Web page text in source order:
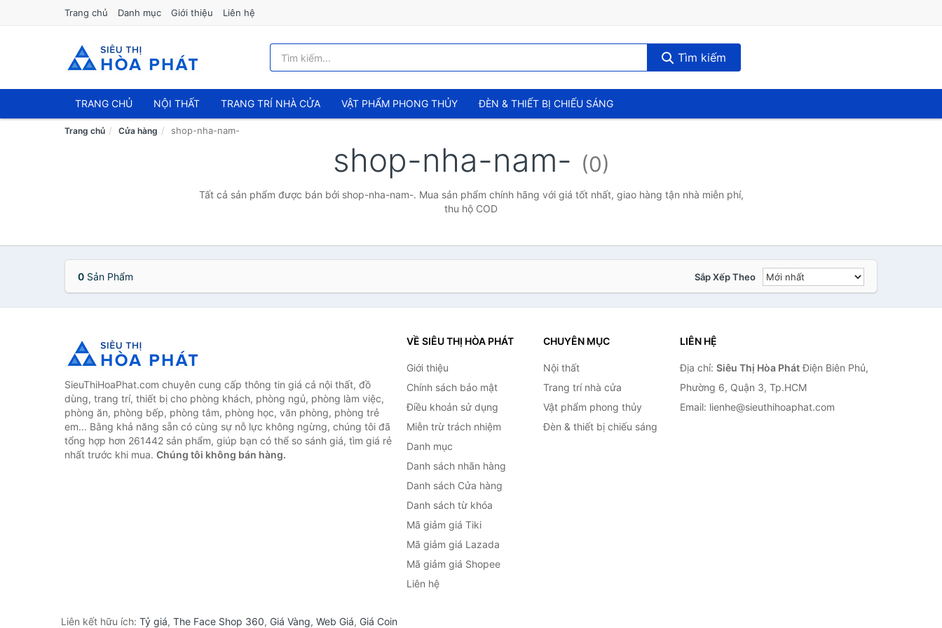
Trang chủ Danh mục Giới thiệu Liên hệ
Tìm kiếm
TRANG CHỦ NỘI THẤT TRANG TRÍ NHÀ CỬA VẬT PHẨM PHONG THỦY ĐÈN & THIẾT BỊ CHIẾU SÁNG
Trang chủ Cửa hàng shop-nha-nam-
shop-nha-nam- (0)
Tất cả sản phẩm được bán bởi shop-nha-nam-. Mua sản phẩm chính hãng với giá tốt nhất, giao hàng tận nhà miễn phí,
thu hộ COD
0 Sản Phẩm Sắp Xếp Theo
SieuThiHoaPhat.com chuyên cung cấp thông tin giá cả nội thất, đồ
dùng, trang trí, thiết bị cho phòng khách, phòng ngủ, phòng làm việc,
phòng ăn, phòng bếp, phòng tắm, phòng học, văn phòng, phòng trẻ
em... Bằng khả năng sẵn có cùng sự nỗ lực không ngừng, chúng tôi đã
tổng hợp hơn 261442 sản phẩm, giúp bạn có thể so sánh giá, tìm giá rẻ
nhất trước khi mua. Chúng tôi không bán hàng.
VỀ SIÊU THỊ HÒA PHÁT
Giới thiệu
Chính sách bảo mật
Điều khoản sử dụng
Miễn trừ trách nhiệm
Danh mục
Danh sách nhãn hàng
Danh sách Cửa hàng
Danh sách từ khóa
Mã giảm giá Tiki
Mã giảm giá Lazada
Mã giảm giá Shopee
Liên hệ
CHUYÊN MỤC
Nội thất
Trang trí nhà cửa
Vật phẩm phong thủy
Đèn & thiết bị chiếu sáng
LIÊN HỆ
Địa chỉ: Siêu Thị Hòa PhátĐiện Biên Phủ,
Phường 6, Quận 3, Tp.HCM
Email: lienhe@sieuthihoaphat.com
Liên kết hữu ích: Tỷ giá, The Face Shop 360, Giá Vàng, Web Giá, Giá Coin